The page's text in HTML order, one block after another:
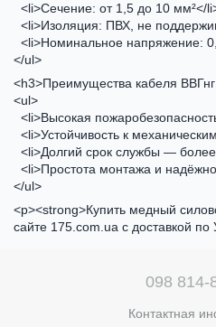
<li>Сечение: от 1,5 до 10 мм²</
<li>Изоляция: ПВХ, не
<li>Номинальное напряжение:
</ul>
<h3>Преимущества кабеля
<ul>
<li>Высокая
<li>Устойчивость к
<li>Долгий срок службы —
<li>Простота монтажа и
</ul>
<p><strong>Купить медный
сайте 175.com.ua с доставкой
098 814-
Контактная